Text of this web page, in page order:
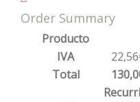
Order Summary
Producto
IVA
22,56
Total